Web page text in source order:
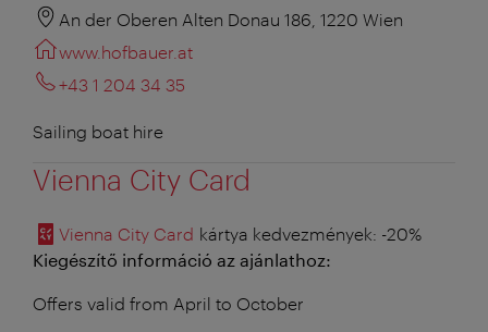
An der Oberen Alten Donau 186, 1220 Wien
www.hofbauer.at
+43 1 204 34 35
Sailing boat hire
Vienna City Card
Vienna City Card kártya kedvezmények: -20%
Kiegészítő információ az ajánlathoz:
Offers valid from April to October